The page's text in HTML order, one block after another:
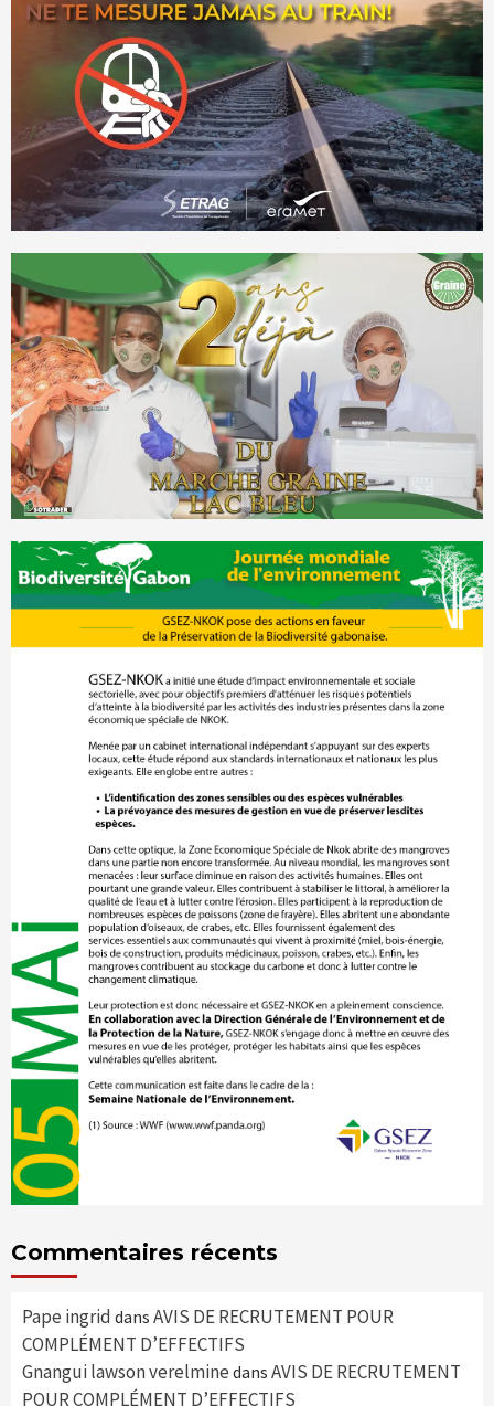
Commentaires récents
Pape ingrid dans AVIS DE RECRUTEMENT POUR
COMPLÉMENT D’EFFECTIFS
Gnangui lawson verelmine dans AVIS DE RECRUTEMENT
POUR COMPLÉMENT D’EFFECTIFS